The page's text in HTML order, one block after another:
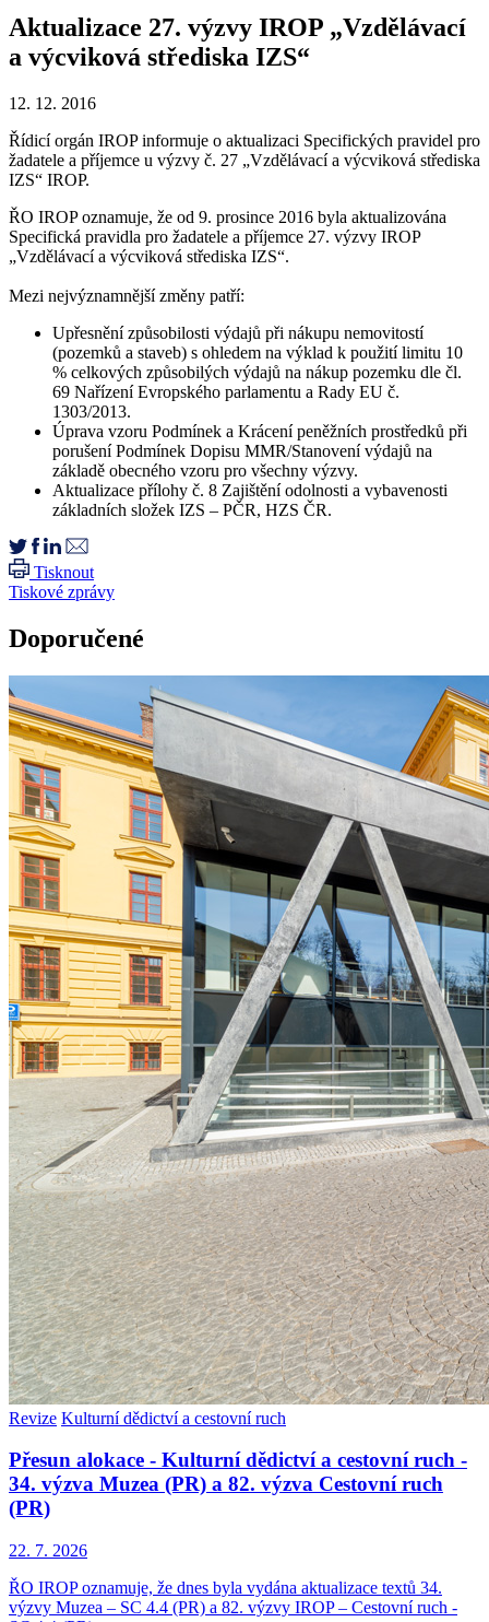
Aktualizace 27. výzvy IROP „Vzdělávací
a výcviková střediska IZS“
12. 12. 2016
Řídicí orgán IROP informuje o aktualizaci Specifických pravidel pro
žadatele a příjemce u výzvy č. 27 „Vzdělávací a výcviková střediska
IZS“ IROP.
ŘO IROP oznamuje, že od 9. prosince 2016 byla aktualizována
Specifická pravidla pro žadatele a příjemce 27. výzvy IROP
„Vzdělávací a výcviková střediska IZS“.
Mezi nejvýznamnější změny patří:
Upřesnění způsobilosti výdajů při nákupu nemovitostí
(pozemků a staveb) s ohledem na výklad k použití limitu 10
% celkových způsobilých výdajů na nákup pozemku dle čl.
69 Nařízení Evropského parlamentu a Rady EU č.
1303/2013.
Úprava vzoru Podmínek a Krácení peněžních prostředků při
porušení Podmínek Dopisu MMR/Stanovení výdajů na
základě obecného vzoru pro všechny výzvy.
Aktualizace přílohy č. 8 Zajištění odolnosti a vybavenosti
základních složek IZS – PČR, HZS ČR.
Tisknout
Tiskové zprávy
Doporučené
Revize Kulturní dědictví a cestovní ruch
Přesun alokace - Kulturní dědictví a cestovní ruch -
34. výzva Muzea (PR) a 82. výzva Cestovní ruch
(PR)
22. 7. 2026
ŘO IROP oznamuje, že dnes byla vydána aktualizace textů 34.
výzvy Muzea – SC 4.4 (PR) a 82. výzvy IROP – Cestovní ruch -